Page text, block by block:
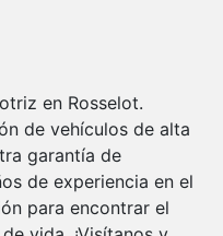
en Rosselot.
de vehículos de alta
garantía de
de experiencia en el
para encontrar el